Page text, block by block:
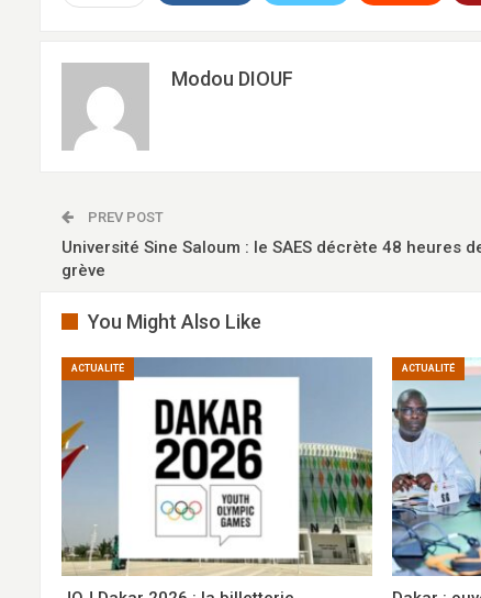
Modou DIOUF
PREV POST
Université Sine Saloum : le SAES décrète 48 heures
grève
You Might Also Like
ACTUALITÉ ACTUALITÉ